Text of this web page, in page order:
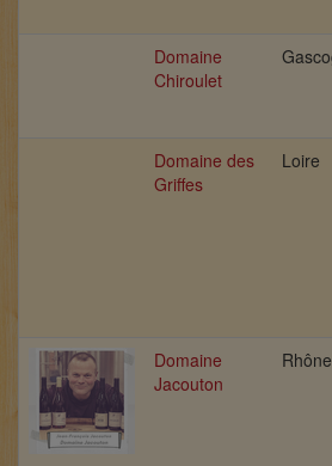
Domaine
Chiroulet
Domaine des
Griffes
Loire
Domaine
Jacouton
Rhône